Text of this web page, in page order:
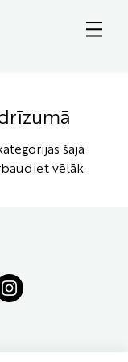
šajā
vēlāk.